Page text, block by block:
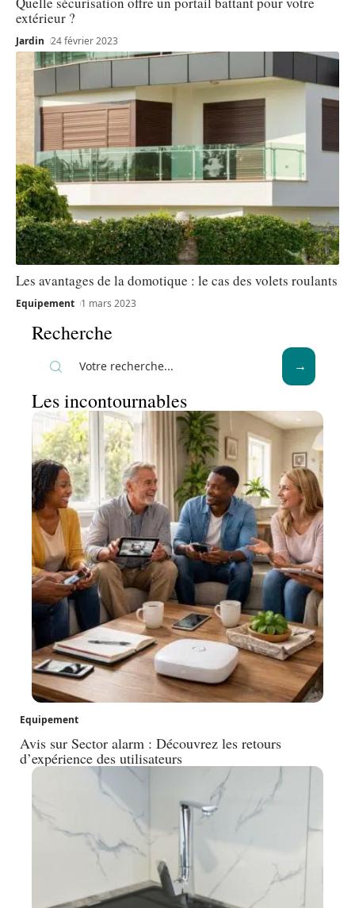
extérieur ?
Jardin 24 février 2023
Les avantages de la domotique : le cas des volets roulants
Equipement 1 mars 2023
Recherche
Les incontournables
Equipement
Avis sur Sector alarm : Découvrez les retours
d’expérience des utilisateurs